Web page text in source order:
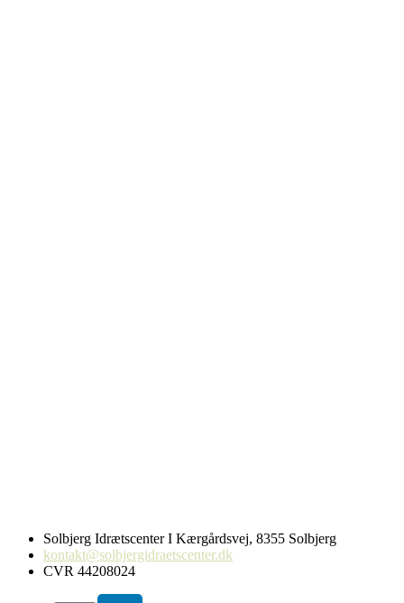
Solbjerg Idrætscenter I Kærgårdsvej, 8355 Solbjerg
kontakt@solbjergidraetscenter.dk
CVR 44208024